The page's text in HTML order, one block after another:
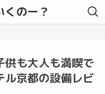
くのー？
も大人も満喫で
ル京都の設備レビ